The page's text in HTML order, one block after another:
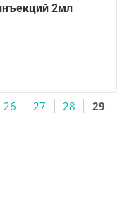
2мл
26 27 28 29